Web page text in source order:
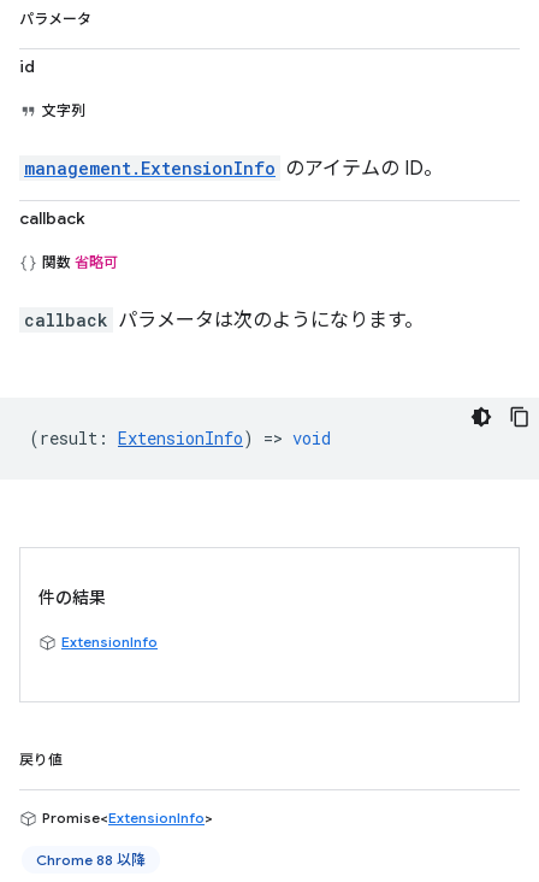
パラメータ
id
文字列
management.ExtensionInfo のアイテムの ID。
callback
関数 省略可
callback パラメータは次のようになります。
(result : ExtensionInfo) => void
件の結果
ExtensionInfo
戻り値
Promise<ExtensionInfo>
Chrome 88 以降